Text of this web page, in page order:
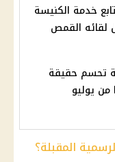
خدمة الكنيسة
لقائه القمص
تحسم حقيقة
من يوليو
المقبلة؟